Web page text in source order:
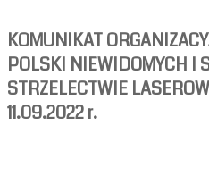
KOMUNIKAT
POLSKI NIEWIDOMYCH I
STRZELECTWIE
11.09.2022 r.